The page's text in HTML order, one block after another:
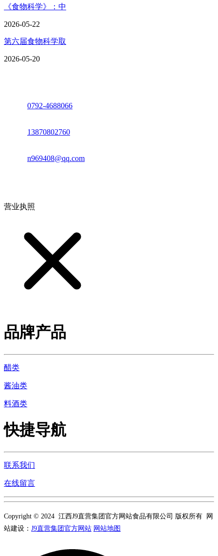
《食物科学》：中
2026-05-22
第六届食物科学取
2026-05-20
0792-4688066
13870802760
n969408@qq.com
营业执照
品牌产品
醋类
酱油类
料酒类
快捷导航
联系我们
在线留言
Copyright © 2024 江西J9直营集团官方网站食品有限公司 版权所有 网
站建设： J9直营集团官方网站 网站地图